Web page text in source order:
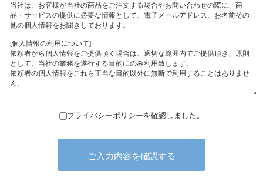
プライバシーポリシーを確認しました。